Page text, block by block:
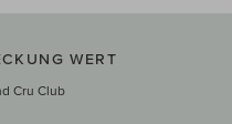
WERT
Cru Club